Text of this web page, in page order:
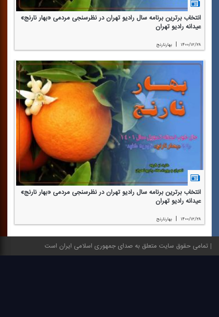
انتخاب برترین برنامه سال رادیو تهران در نظرسنجی مردمی «بهار نارنج»
عیدانه رادیو تهران
۱۴۰۰/۱۲/۲۸ | بهارنارنج
انتخاب برترین برنامه سال رادیو تهران در نظرسنجی مردمی «بهار نارنج»
عیدانه رادیو تهران
۱۴۰۰/۱۲/۲۸ | بهارنارنج
تمامی حقوق سایت متعلق به صدای جمهوری اسلامی ایران است